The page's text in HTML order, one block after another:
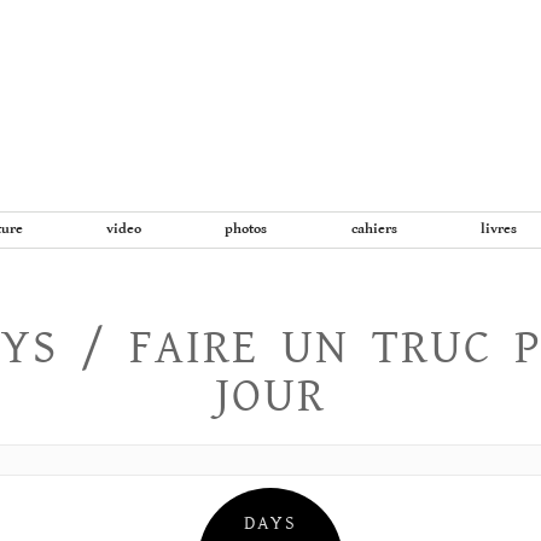
video photos cahiers livres
/ FAIRE UN TRUC
JOUR
DAYS